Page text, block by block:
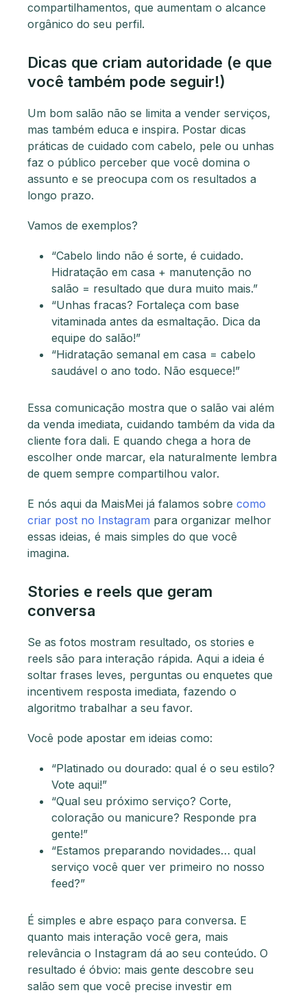
compartilhamentos, que aumentam o alcance
orgânico do seu perfil.
Dicas que criam autoridade (e que
você também pode seguir!)
Um bom salão não se limita a vender serviços,
mas também educa e inspira. Postar dicas
práticas de cuidado com cabelo, pele ou unhas
faz o público perceber que você domina o
assunto e se preocupa com os resultados a
longo prazo.
Vamos de exemplos?
“Cabelo lindo não é sorte, é cuidado.
Hidratação em casa + manutenção no
salão = resultado que dura muito mais.”
“Unhas fracas? Fortaleça com base
vitaminada antes da esmaltação. Dica da
equipe do salão!”
“Hidratação semanal em casa = cabelo
saudável o ano todo. Não esquece!”
Essa comunicação mostra que o salão vai além
da venda imediata, cuidando também da vida da
cliente fora dali. E quando chega a hora de
escolher onde marcar, ela naturalmente lembra
de quem sempre compartilhou valor.
E nós aqui da MaisMei já falamos sobre como
criar post no Instagram para organizar melhor
essas ideias, é mais simples do que você
imagina.
Stories e reels que geram
conversa
Se as fotos mostram resultado, os stories e
reels são para interação rápida. Aqui a ideia é
soltar frases leves, perguntas ou enquetes que
incentivem resposta imediata, fazendo o
algoritmo trabalhar a seu favor.
Você pode apostar em ideias como:
“Platinado ou dourado: qual é o seu estilo?
Vote aqui!”
“Qual seu próximo serviço? Corte,
coloração ou manicure? Responde pra
gente!”
“Estamos preparando novidades… qual
serviço você quer ver primeiro no nosso
feed?”
É simples e abre espaço para conversa. E
quanto mais interação você gera, mais
relevância o Instagram dá ao seu conteúdo. O
resultado é óbvio: mais gente descobre seu
salão sem que você precise investir em